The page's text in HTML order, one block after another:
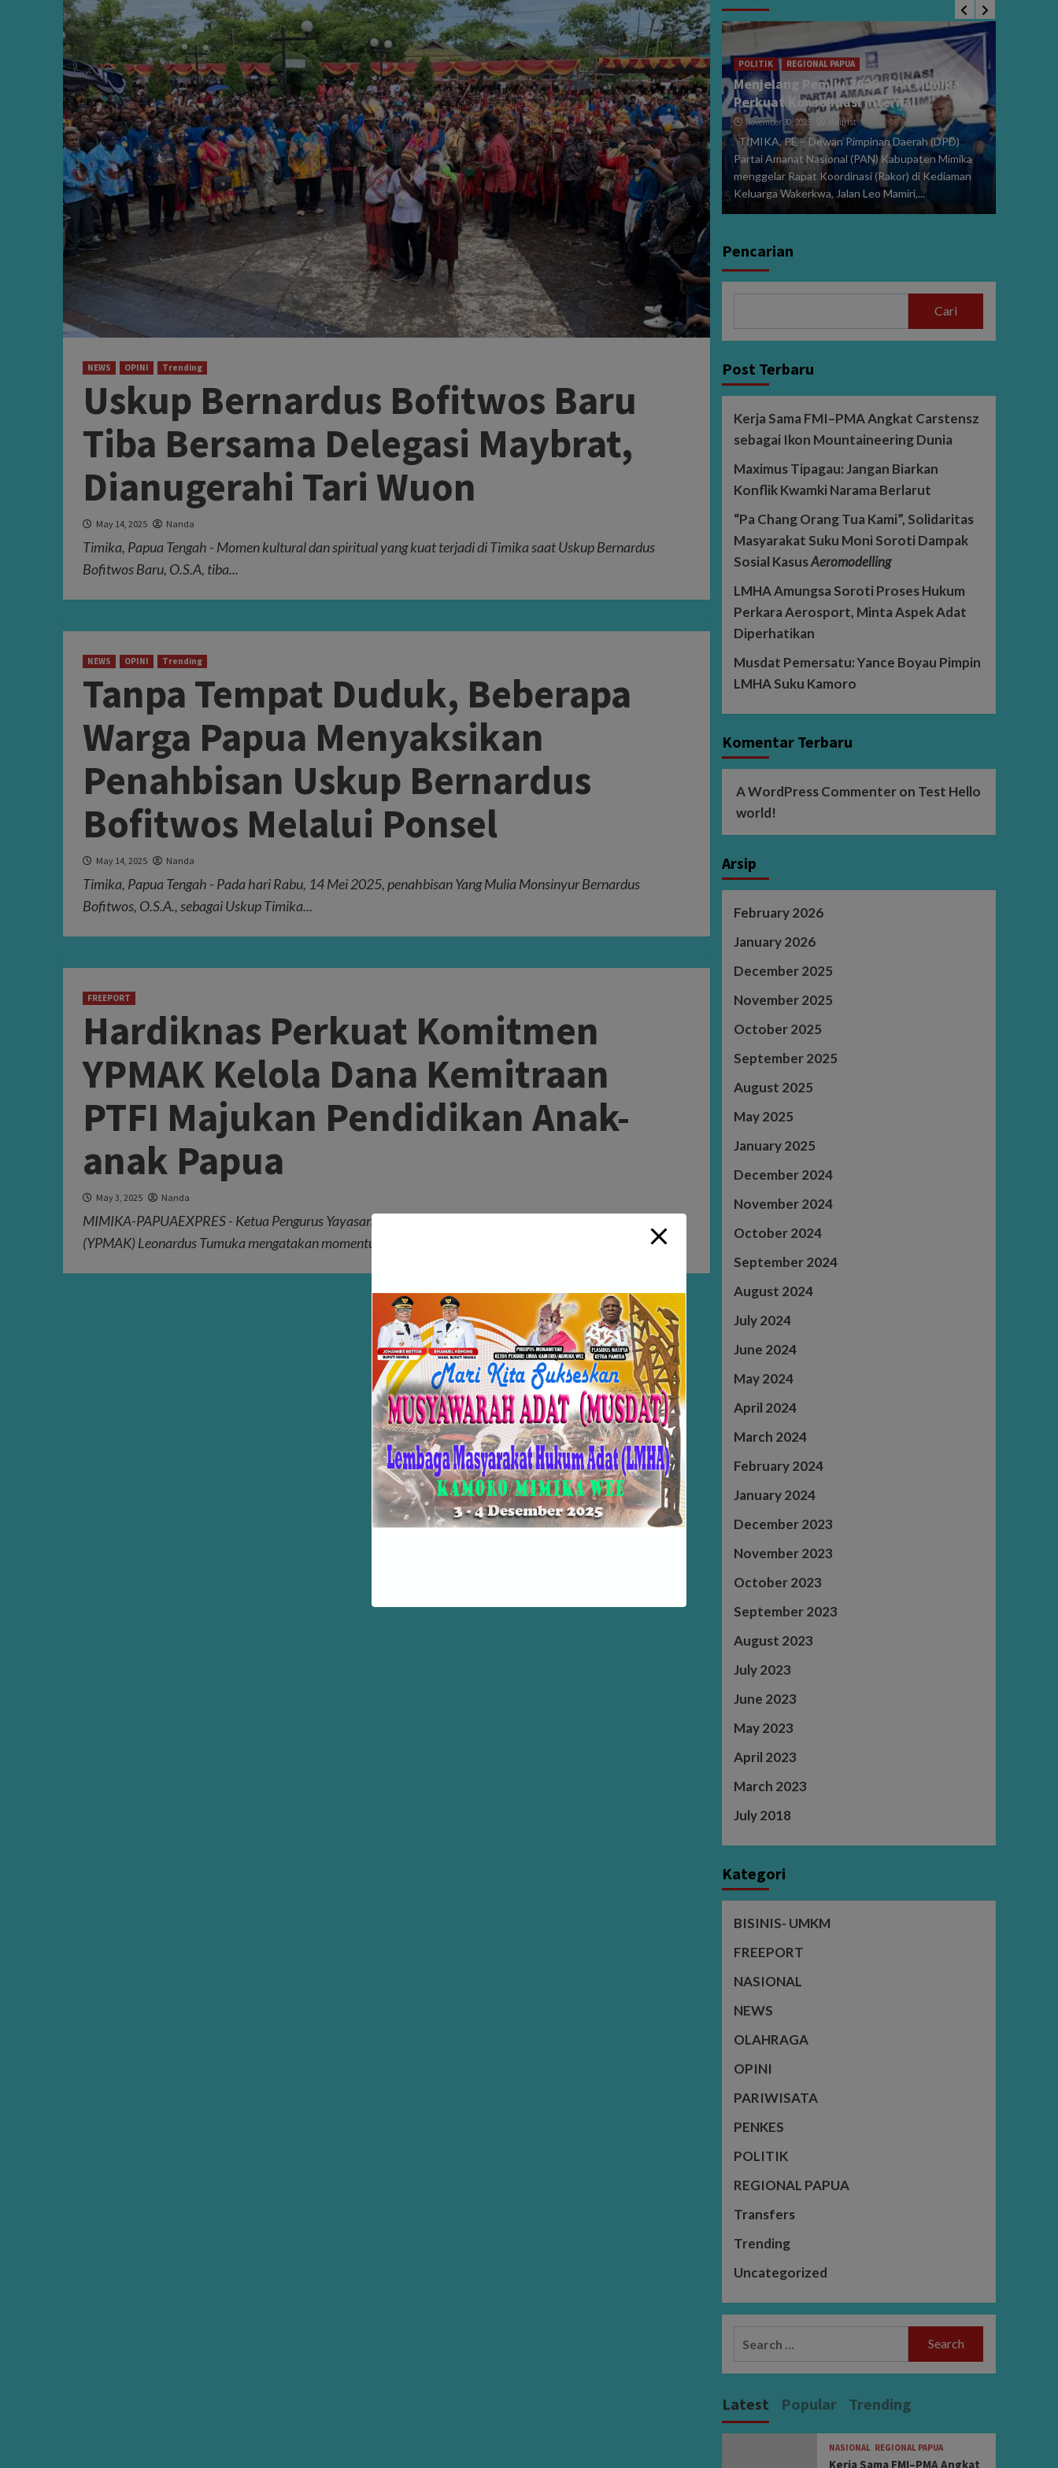
NEWS OPINI Trending
Uskup Bernardus Bofitwos Baru
Tiba Bersama Delegasi Maybrat,
Dianugerahi Tari Wuon
May 14, 2025 Nanda
Timika, Papua Tengah - Momen kultural dan spiritual yang kuat terjadi di Timika saat Uskup Bernardus
Bofitwos Baru, O.S.A, tiba...
NEWS OPINI Trending
Tanpa Tempat Duduk, Beberapa
Warga Papua Menyaksikan
Penahbisan Uskup Bernardus
Bofitwos Melalui Ponsel
May 14, 2025 Nanda
Timika, Papua Tengah - Pada hari Rabu, 14 Mei 2025, penahbisan Yang Mulia Monsinyur Bernardus
Bofitwos, O.S.A., sebagai Uskup Timika...
FREEPORT
Hardiknas Perkuat Komitmen
YPMAK Kelola Dana Kemitraan
PTFI Majukan Pendidikan Anak-
anak Papua
May 3, 2025 Nanda
MIMIKA-PAPUAEXPRES - Ketua Pengurus Yayasan Pemberdayaan Masyarakat Amungme dan Kamoro
(YPMAK) Leonardus Tumuka mengatakan momentum Hari Pendidikan Nasional semakin memperkuat...
POLITIK
Kejanggalan dan Dugaan Pelanggaran
Prosedur di Pilkada Mimika 2024:
Kotak Suara Dirusak dan Saksi Dibatasi
Aksesnya
December 5, 2024 admin1
Pada Senin, 2 Desember 2024, Tim Hukum
pasangan calon Maximus Tipagau dan Peggi
Patrisia Patippi (MP3), Fadli, mengungkapkan
adanya sejumlah kejanggalan saat mengunjungi
kantor KPU...
POLITIK REGIONAL PAPUA
Menjelang Pemilu 2029, PAN Mimika
Perkuat Konsolidasi Internal
November 30, 2025 Maurist
TIMIKA, PE – Dewan Pimpinan Daerah (DPD)
Partai Amanat Nasional (PAN) Kabupaten Mimika
menggelar Rapat Koordinasi (Rakor) di Kediaman
Keluarga Wakerkwa, Jalan Leo Mamiri,...
Pencarian
Cari
Post Terbaru
Kerja Sama FMI–PMA Angkat Carstensz
sebagai Ikon Mountaineering Dunia
Maximus Tipagau: Jangan Biarkan
Konflik Kwamki Narama Berlarut
“Pa Chang Orang Tua Kami”, Solidaritas
Masyarakat Suku Moni Soroti Dampak
Sosial KasusAeromodelling
LMHA Amungsa Soroti Proses Hukum
Perkara Aerosport, Minta Aspek Adat
Diperhatikan
Musdat Pemersatu: Yance Boyau Pimpin
LMHA Suku Kamoro
Komentar Terbaru
A WordPress Commenteron Test Hello
world!
Arsip
February 2026
January 2026
December 2025
November 2025
October 2025
September 2025
August 2025
May 2025
January 2025
December 2024
November 2024
October 2024
September 2024
August 2024
July 2024
June 2024
May 2024
April 2024
March 2024
February 2024
January 2024
December 2023
November 2023
October 2023
September 2023
August 2023
July 2023
June 2023
May 2023
April 2023
March 2023
July 2018
Kategori
BISINIS- UMKM
FREEPORT
NASIONAL
NEWS
OLAHRAGA
OPINI
PARIWISATA
PENKES
POLITIK
REGIONAL PAPUA
Transfers
Trending
Uncategorized
Latest Popular Trending
NASIONAL REGIONAL PAPUA
Kerja Sama FMI–PMA Angkat